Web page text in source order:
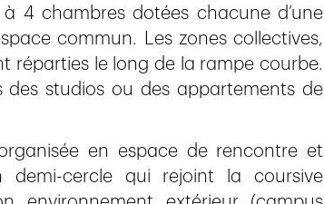
4 chambres dotées chacune d’une
commun. Les zones collectives,
réparties le long de la rampe courbe.
des studios ou des appartements de
en espace de rencontre et
demi-cercle qui rejoint la coursive